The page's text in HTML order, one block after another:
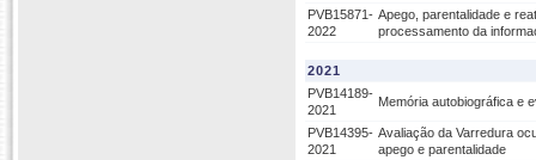
PVB15871-
2022
Apego, parentalidade e
processamento da
2021
PVB14189-
2021
Memória autobiográfica e
PVB14395-
2021
Avaliação da Varredura
apego e parentalidade